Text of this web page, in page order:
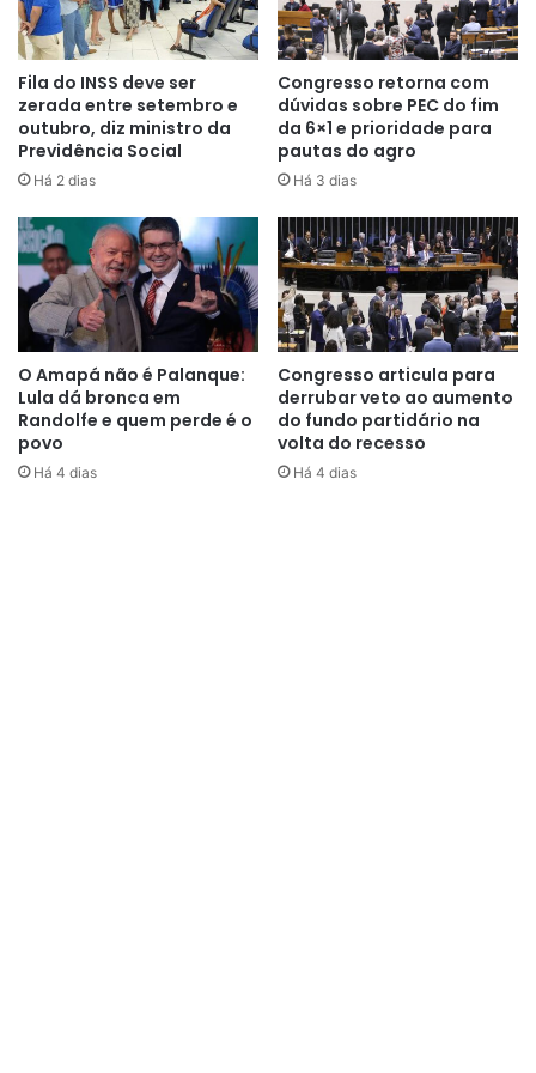
indeterminado, mas é claro que não encontra ressonância
no Congresso. A discussão será travada nos próximos
dias”, indicou Pacheco.
Para definir o calendário de tramitação da proposta,
segundo Pacheco, é preciso apresentar o texto final.
Comissão de Constituição e Justiça (CCJ) e, na sequência,
no plenário. Para aprovação de uma PEC é necessário o
aval de três quintos dos senadores (49 dos 81 votos
possíveis), em dois turnos de votação.
PEC do estouro
A PEC do estouro busca a manutenção do Bolsa Família de
R$ 600 mais o adicional de R$ 150 por criança de até seis
Fila do INSS deve ser
zerada entre setembro e
outubro, diz ministro da
Previdência Social
Há 2 dias
Congresso retorna com
dúvidas sobre PEC do fim
da 6×1 e prioridade para
pautas do agro
Há 3 dias
O Amapá não é Palanque:
Lula dá bronca em
Randolfe e quem perde é o
povo
Há 4 dias
Congresso articula para
derrubar veto ao aumento
do fundo partidário na
volta do recesso
Há 4 dias